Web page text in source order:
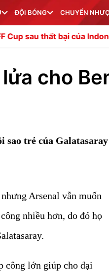
ĐỘI BÓNG CHUYỂN
Indonesia Hơn 6000
cho
sao trẻ của
Arsenal vẫn muốn
nhiều hơn, do đó họ
công lớn giúp cho đại